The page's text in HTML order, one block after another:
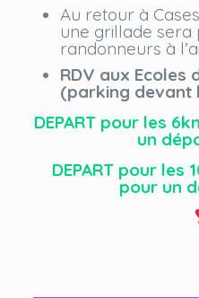
Au retour à
une grillade sera
randonneurs à
RDV aux Ecoles
(parking devant
DEPART pour les
un
DEPART pour les
pour un